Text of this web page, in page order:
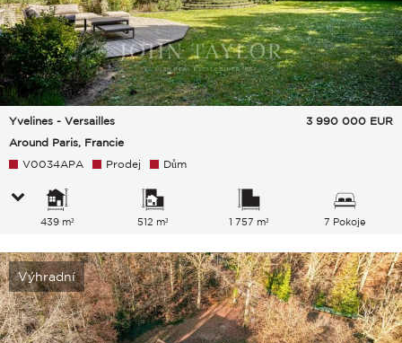
Yvelines - Versailles
Around Paris, Francie
3 990 000 EUR
V0034APA Prodej Dům
439 m² 512 m² 1 757 m² 7 Pokoje
Výhradní